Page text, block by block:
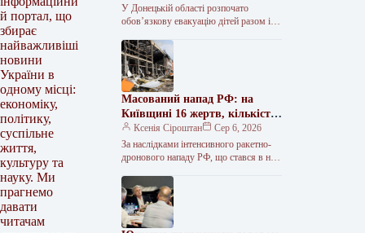
й портал, що
збирає
найважливіші
новини
України в
одному місці:
економіку,
політику,
суспільне
життя,
культуру та
науку. Ми
прагнемо
давати
читачам
Краматорська та двох сусідніх
селищ.
У Донецькій області розпочато
обов’язкову евакуацію дітей разом із
Красноторка та Біленьке, а також
найбільш вразливих…
Масований напад РФ: на
Київщині 16 жертв, кількість
поранених сягнула 36
Ксенія Сіроштан
Сер 6, 2026
За наслідками інтенсивного ракетно-
дронового нападу РФ, що стався в ніч
зафіксовано 36 поранених, 16 людей…